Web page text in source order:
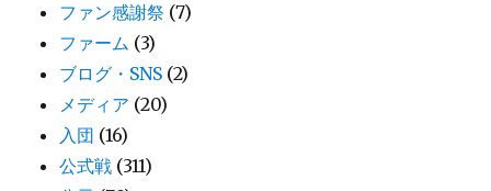
ファン感謝祭 (7)
ファーム (3)
ブログ・SNS (2)
メディア (20)
入団 (16)
公式戦 (311)